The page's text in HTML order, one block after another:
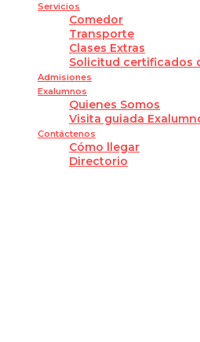
Servicios
Comedor
Transporte
Clases Extras
Solicitud certificados
Admisiones
Exalumnos
Quienes Somos
Visita guiada
Contáctenos
Cómo llegar
Directorio